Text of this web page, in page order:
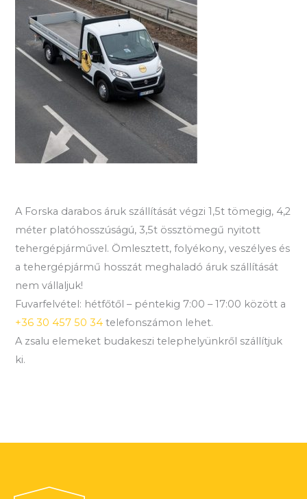
A Forska darabos áruk szállítását végzi 1,5t tömegig, 4,2
méter platóhosszúságú, 3,5t össztömegű nyitott
tehergépjárművel. Ömlesztett, folyékony, veszélyes és
a tehergépjármű hosszát meghaladó áruk szállítását
nem vállaljuk!
Fuvarfelvétel: hétfőtől – péntekig 7:00 – 17:00 között a
+36 30 457 50 34 telefonszámon lehet.
A zsalu elemeket budakeszi telephelyünkről szállítjuk
ki.